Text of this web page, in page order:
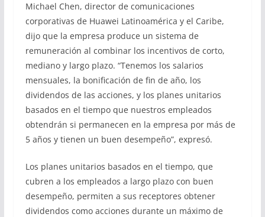
Michael Chen, director de comunicaciones
corporativas de Huawei Latinoamérica y el Caribe,
dijo que la empresa produce un sistema de
remuneración al combinar los incentivos de corto,
mediano y largo plazo. “Tenemos los salarios
mensuales, la bonificación de fin de año, los
dividendos de las acciones, y los planes unitarios
basados ​​en el tiempo que nuestros empleados
obtendrán si permanecen en la empresa por más de
5 años y tienen un buen desempeño”, expresó.
Los planes unitarios basados ​​en el tiempo, que
cubren a los empleados a largo plazo con buen
desempeño, permiten a sus receptores obtener
dividendos como acciones durante un máximo de